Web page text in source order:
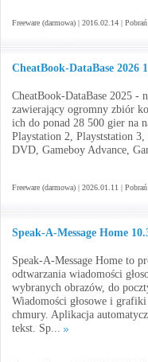
Freeware (darmowa) | 2016.02.14 |
CheatBook-DataBase 2026
CheatBook-DataBase 2025 -
zawierający ogromny zbiór
ich do ponad 28 500 gier na
Playstation 2, Playststation
DVD, Gameboy Advance,
Freeware (darmowa) | 2026.01.11 |
Speak-A-Message Home
Speak-A-Message Home to
odtwarzania wiadomości
wybranych obrazów, do
Wiadomości głosowe i
chmury. Aplikacja
tekst. Sp...